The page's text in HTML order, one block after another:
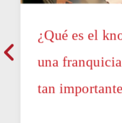
¿Qué es el
una
tan